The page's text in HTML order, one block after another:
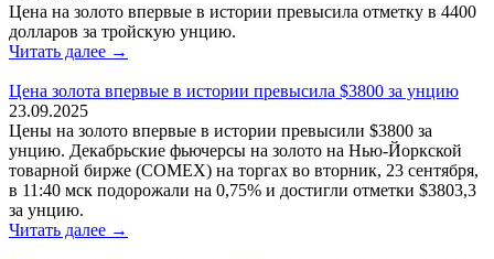
Цена на золото впервые в истории превысила отметку в 4400
долларов за тройскую унцию.
Читать далее →
Цена золота впервые в истории превысила $3800 за унцию
23.09.2025
Цены на золото впервые в истории превысили $3800 за
унцию. Декабрьские фьючерсы на золото на Нью-Йоркской
товарной бирже (COMEX) на торгах во вторник, 23 сентября,
в 11:40 мск подорожали на 0,75% и достигли отметки $3803,3
за унцию.
Читать далее →